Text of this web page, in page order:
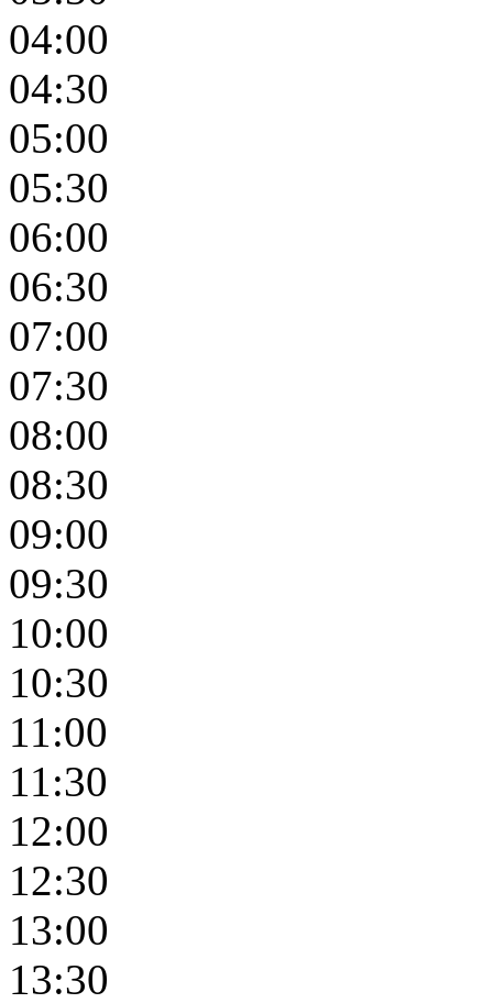
04:00
04:30
05:00
05:30
06:00
06:30
07:00
07:30
08:00
08:30
09:00
09:30
10:00
10:30
11:00
11:30
12:00
12:30
13:00
13:30